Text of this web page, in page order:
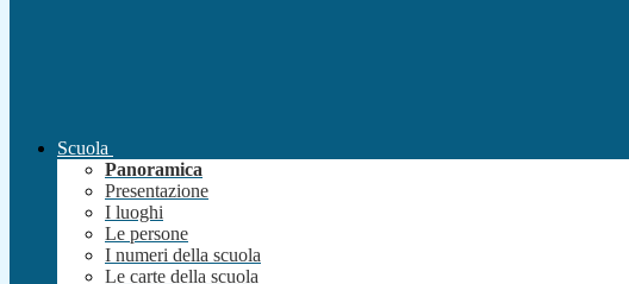
Scuola
Panoramica
Presentazione
I luoghi
Le persone
I numeri della scuola
Le carte della scuola